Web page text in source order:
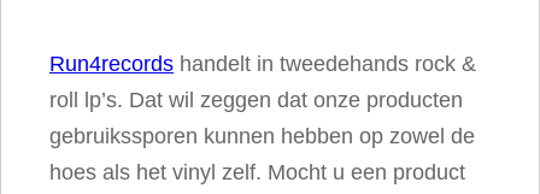
Run4records handelt in tweedehands rock &
roll lp’s. Dat wil zeggen dat onze producten
gebruikssporen kunnen hebben op zowel de
hoes als het vinyl zelf. Mocht u een product